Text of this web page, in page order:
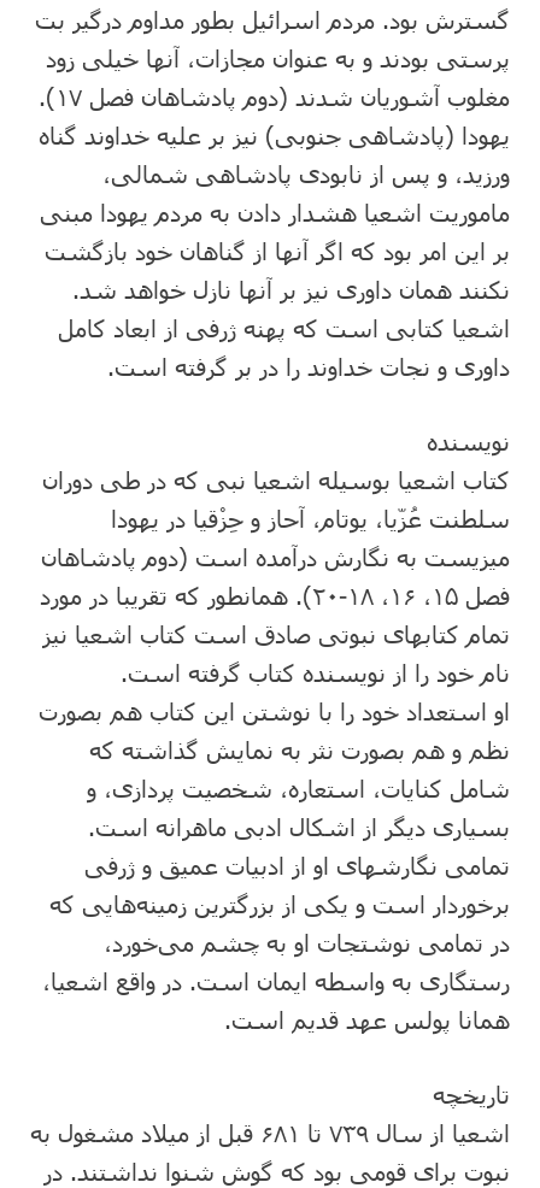
گسترش بود. مردم اسرائیل بطور مداوم درگیر بت
پرستی بودند و به عنوان مجازات، آنها خیلی زود
مغلوب آشوریان شدند (دوم پادشاهان فصل ۱۷).
یهودا (پادشاهی جنوبی) نیز بر علیه خداوند گناه
ورزید، و پس از نابودی پادشاهی شمالی،
ماموریت اشعیا هشدار دادن به مردم یهودا مبنی
بر این امر بود که اگر آنها از گناهان خود بازگشت
نکنند همان داوری نیز بر آنها نازل خواهد شد.
اشعیا کتابی است که پهنه ژرفی از ابعاد کامل
داوری و نجات خداوند را در بر گرفته است.
نویسنده
کتاب اشعیا بوسیله اشعیا نبی که در طی دوران
سلطنت عُزّیا، یوتام، آحاز و حِزْقیا در یهودا
میزیست به نگارش درآمده است (دوم پادشاهان
فصل ۱۵، ۱۶، ۱۸-۲۰). همانطور که تقریبا در مورد
تمام کتابهای نبوتی صادق است کتاب اشعیا نیز
نام خود را از نویسنده کتاب گرفته است.
او استعداد خود را با نوشتن این کتاب هم بصورت
نظم و هم بصورت نثر به نمایش گذاشته که
شامل کنایات، استعاره، شخصیت پردازی، و
بسیاری دیگر از اشکال ادبی ماهرانه است.
تمامی نگارشهای او از ادبیات عمیق و ژرفی
برخوردار است و یکی از بزرگترین زمینه‌هایی که
در تمامی نوشتجات او به چشم می‌خورد،
رستگاری به واسطه ایمان است. در واقع اشعیا،
همانا پولس عهد قدیم است.
تاریخچه
اشعیا از سال ۷۳۹ تا ۶۸۱ قبل از میلاد مشغول به
نبوت برای قومی بود که گوش شنوا نداشتند. در